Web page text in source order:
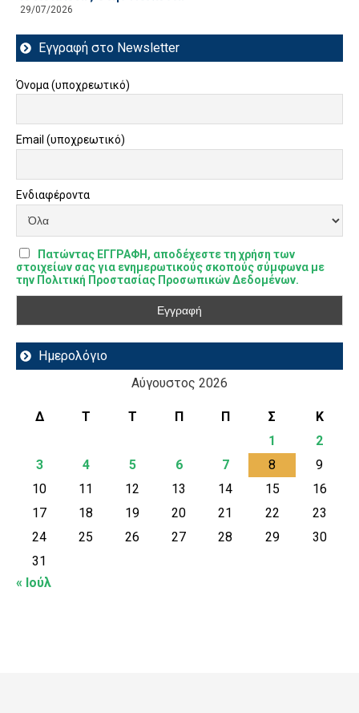
29/07/2026
Εγγραφή στο Newsletter
Όνομα (υποχρεωτικό)
Email (υποχρεωτικό)
Ενδιαφέροντα
Πατώντας ΕΓΓΡΑΦΗ, αποδέχεστε τη χρήση των
στοιχείων σας για ενημερωτικούς σκοπούς σύμφωνα με
την Πολιτική Προστασίας Προσωπικών Δεδομένων.
Ημερολόγιο
Αύγουστος 2026
Δ Τ Τ Π Π Σ
Κ
1
2
3
4 5 6 7 8
9
10
11 12 13 14 15
16
17
18 19 20 21 22
23
24
25 26 27 28 29
30
31
« Ιούλ